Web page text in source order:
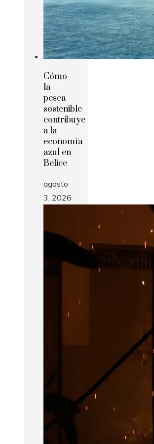
Cómo
la
pesca
sostenible
contribuye
a la
economía
azul en
Belice
agosto
3, 2026